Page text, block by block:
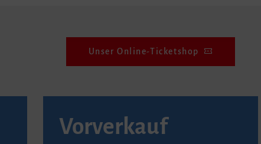
Unser Online-Ticketshop
Vorverkauf